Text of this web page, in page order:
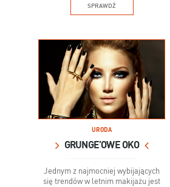
SPRAWDŹ
URODA
GRUNGE’OWE OKO
Jednym z najmocniej wybijających
się trendów w letnim makijażu jest